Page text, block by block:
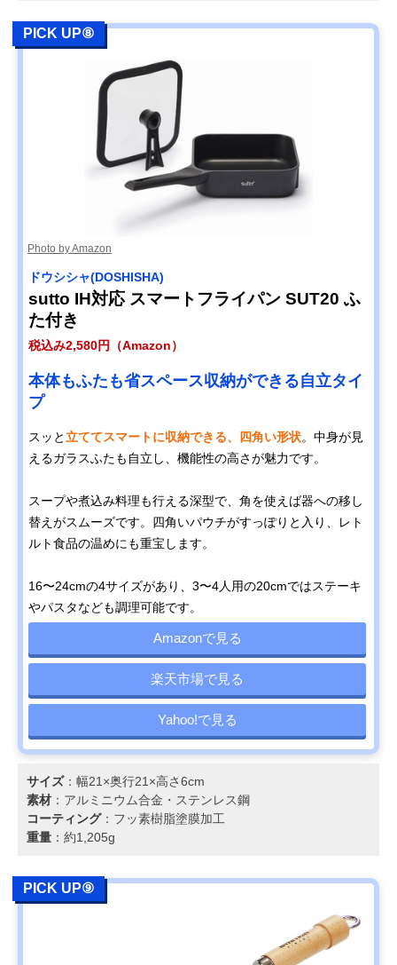
PICK UP⑧
Photo by Amazon
ドウシシャ(DOSHISHA)
sutto IH対応 スマートフライパン ‎SUT20 ふ
た付き
税込み2,580円（Amazon）
本体もふたも省スペース収納ができる自立タイ
プ
スッと立ててスマートに収納できる、四角い形状。中身が見
えるガラスふたも自立し、機能性の高さが魅力です。
スープや煮込み料理も行える深型で、角を使えば器への移し
替えがスムーズです。四角いパウチがすっぽりと入り、レト
ルト食品の温めにも重宝します。
16〜24cmの4サイズがあり、3〜4人用の20cmではステーキ
やパスタなども調理可能です。
Amazonで見る
楽天市場で見る
Yahoo!で見る
サイズ：幅21×奥行21×高さ6cm
素材 ：アルミニウム合金・ステンレス鋼
コーティング：フッ素樹脂塗膜加工
重量 ：約1,205g
PICK UP⑨